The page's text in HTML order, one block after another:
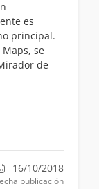
es
principal.
se
de
16/10/2018
publicación